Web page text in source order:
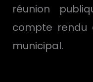
réunion
compte rendu
municipal.